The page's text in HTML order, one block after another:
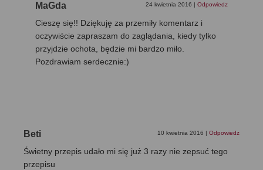
MaGda 24 kwietnia 2016 | Odpowiedz
Cieszę się!! Dziękuję za przemiły komentarz i
oczywiście zapraszam do zaglądania, kiedy tylko
przyjdzie ochota, będzie mi bardzo miło.
Pozdrawiam serdecznie:)
Beti 10 kwietnia 2016 | Odpowiedz
Świetny przepis udało mi się już 3 razy nie zepsuć tego
przepisu